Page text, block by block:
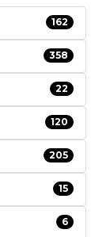
162
358
22
120
205
15
6